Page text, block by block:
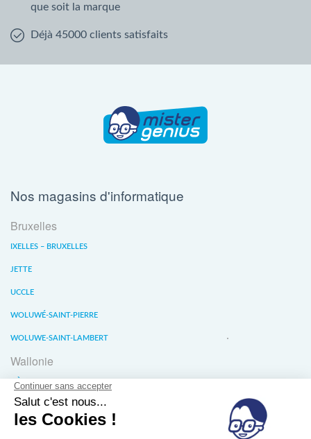
que soit la marque
Déjà 45000 clients satisfaits
Nos magasins d'informatique
Bruxelles
IXELLES – BRUXELLES
JETTE
UCCLE
WOLUWÉ-SAINT-PIERRE
WOLUWE-SAINT-LAMBERT
Wallonie
LIÈGE
WATERLOO
WAVRE